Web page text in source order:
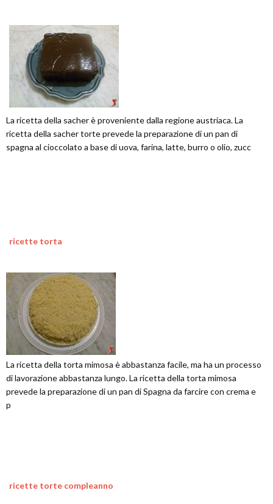
La ricetta della sacher è proveniente dalla regione austriaca. La
ricetta della sacher torte prevede la preparazione di un pan di
spagna al cioccolato a base di uova, farina, latte, burro o olio, zucc
ricette torta
La ricetta della torta mimosa è abbastanza facile, ma ha un processo
di lavorazione abbastanza lungo. La ricetta della torta mimosa
prevede la preparazione di un pan di Spagna da farcire con crema e
p
ricette torte compleanno